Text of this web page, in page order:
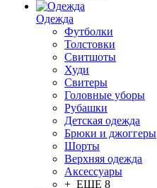
Одежда
Футболки
Толстовки
Свитшоты
Худи
Свитеры
Головные уборы
Рубашки
Детская одежда
Брюки и джоггеры
Шорты
Верхняя одежда
Аксессуары
+ ЕЩЕ 8